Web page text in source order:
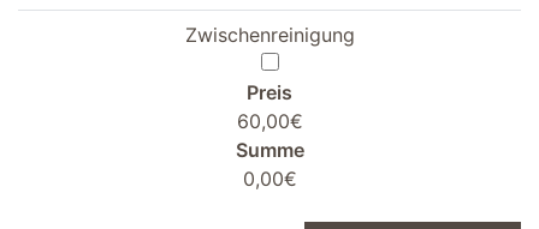
Zwischenreinigung
Preis
60,00€
Summe
0,00€